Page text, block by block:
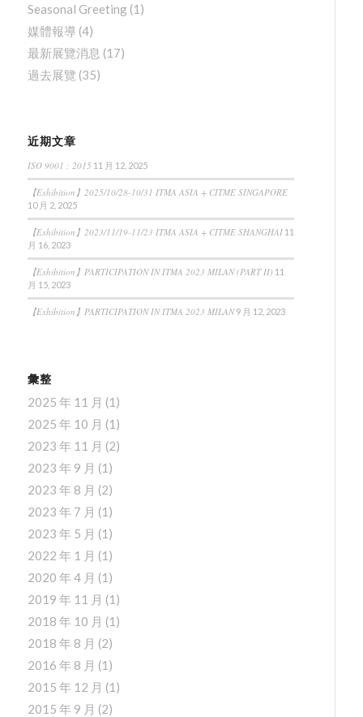
Seasonal Greeting (1)
媒體報導 (4)
最新展覽消息 (17)
過去展覽 (35)
近期文章
ISO 9001 : 2015 11 月 12, 2025
【Exhibition】2025/10/28-10/31 ITMA ASIA + CITME SINGAPORE
10 月 2, 2025
【Exhibition】2023/11/19-11/23 ITMA ASIA + CITME SHANGHAI 11
月 16, 2023
【Exhibition】PARTICIPATION IN ITMA 2023 MILAN (PART II) 11
月 15, 2023
【Exhibition】PARTICIPATION IN ITMA 2023 MILAN 9 月 12, 2023
彙整
2025 年 11 月 (1)
2025 年 10 月 (1)
2023 年 11 月 (2)
2023 年 9 月 (1)
2023 年 8 月 (2)
2023 年 7 月 (1)
2023 年 5 月 (1)
2022 年 1 月 (1)
2020 年 4 月 (1)
2019 年 11 月 (1)
2018 年 10 月 (1)
2018 年 8 月 (2)
2016 年 8 月 (1)
2015 年 12 月 (1)
2015 年 9 月 (2)